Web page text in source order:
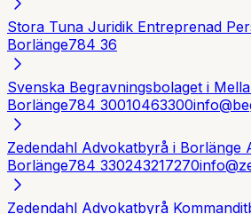
Stora Tuna Juridik Entreprenad
Borlänge784 36
Svenska Begravningsbolaget i
Borlänge784 30010463300
Zedendahl Advokatbyrå i Borlänge
Borlänge784 330243217270
Zedendahl Advokatbyrå